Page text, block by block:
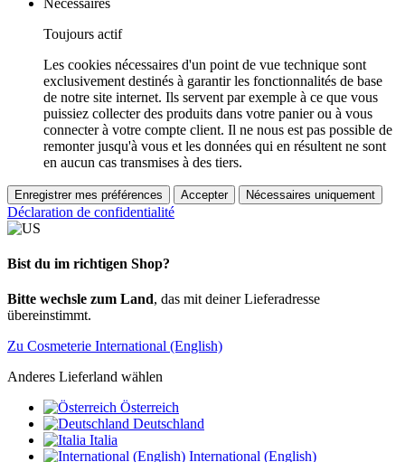
Toujours actif
Les cookies nécessaires d'un point de vue technique sont
exclusivement destinés à garantir les fonctionnalités de base
de notre site internet. Ils servent par exemple à ce que vous
puissiez collecter des produits dans votre panier ou à vous
connecter à votre compte client. Il ne nous est pas possible de
remonter jusqu'à vous et les données qui en résultent ne sont
en aucun cas transmises à des tiers.
Enregistrer mes préférences Accepter Nécessaires uniquement
Déclaration de confidentialité
Bist du im richtigen Shop?
Bitte wechsle zum Land, das mit deiner Lieferadresse
übereinstimmt.
Zu Cosmeterie International (English)
Anderes Lieferland wählen
Österreich
Deutschland
Italia
International (English)